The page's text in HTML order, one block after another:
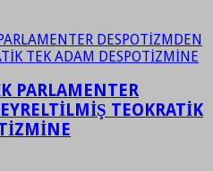
PARLAMENTER
TEOKRATİK